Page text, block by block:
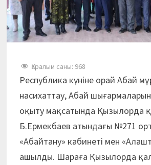
Қаралым саны: 968
Республика күніне орай Абай
насихаттау, Абай
оқыту мақсатында Қызылорда
Б.Ермекбаев атындағы №271
«Абайтану» кабинеті мен
ашылды. Шараға Қызылорда